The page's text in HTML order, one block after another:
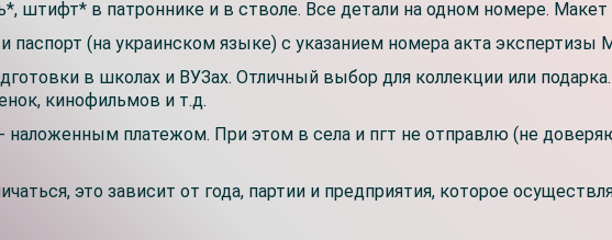
штифт* в патроннике и в стволе. Все детали на одном номере.
паспорт (на украинском языке) с указанием номера акта
в школах и ВУЗах. Отличный выбор для коллекции или
кинофильмов и т.д.
наложенным платежом. При этом в села и пгт не отправлю (не
это зависит от года, партии и предприятия, которое